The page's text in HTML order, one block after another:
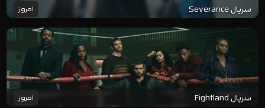
سریال Severance امروز
سریال Fightland امروز